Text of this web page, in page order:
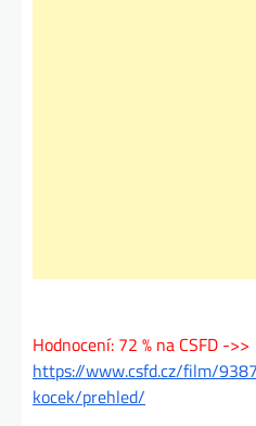
Hodnocení: 72 % na CSFD ->>
https://www.csfd.cz/film/
kocek/prehled/